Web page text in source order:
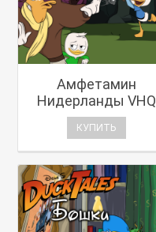
Амфетамин
Нидерланды VHQ
КУПИТЬ